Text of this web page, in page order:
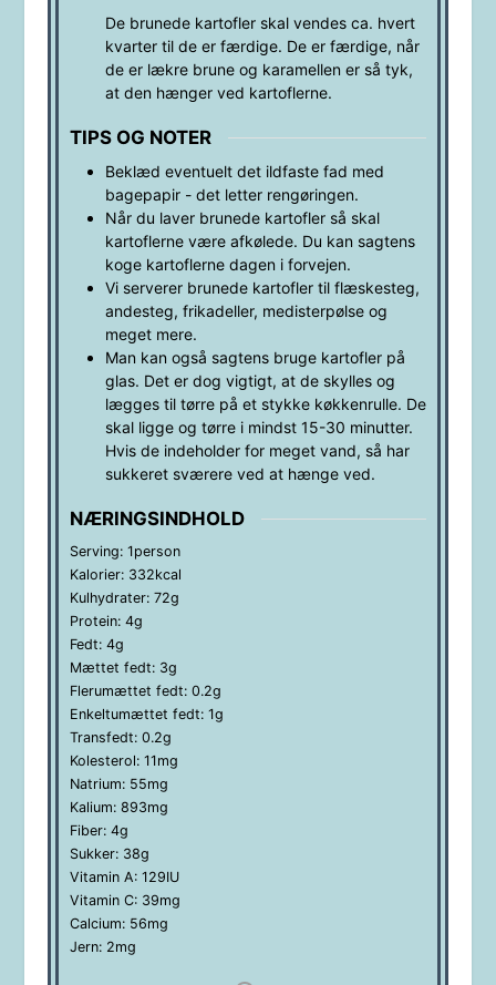
De brunede kartofler skal vendes ca. hvert
kvarter til de er færdige. De er færdige, når
de er lækre brune og karamellen er så tyk,
at den hænger ved kartoflerne.
TIPS OG NOTER
Beklæd eventuelt det ildfaste fad med
bagepapir - det letter rengøringen.
Når du laver brunede kartofler så skal
kartoflerne være afkølede. Du kan sagtens
koge kartoflerne dagen i forvejen.
Vi serverer brunede kartofler til flæskesteg,
andesteg, frikadeller, medisterpølse og
meget mere.
Man kan også sagtens bruge kartofler på
glas. Det er dog vigtigt, at de skylles og
lægges til tørre på et stykke køkkenrulle. De
skal ligge og tørre i mindst 15-30 minutter.
Hvis de indeholder for meget vand, så har
sukkeret sværere ved at hænge ved.
NÆRINGSINDHOLD
Serving: 1person
Kalorier: 332kcal
Kulhydrater: 72g
Protein: 4g
Fedt: 4g
Mættet fedt: 3g
Flerumættet fedt: 0.2g
Enkeltumættet fedt: 1g
Transfedt: 0.2g
Kolesterol: 11mg
Natrium: 55mg
Kalium: 893mg
Fiber: 4g
Sukker: 38g
Vitamin A: 129IU
Vitamin C: 39mg
Calcium: 56mg
Jern: 2mg